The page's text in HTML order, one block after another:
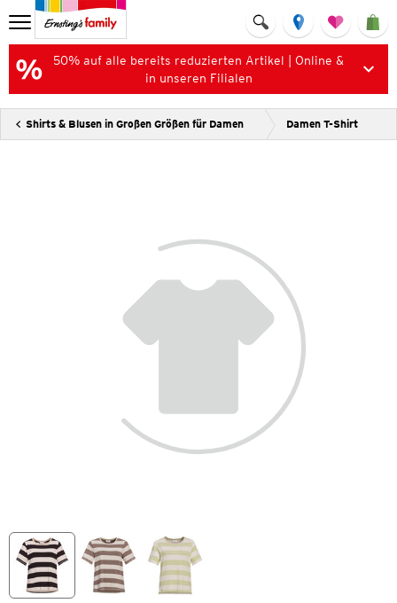
50% auf alle bereits reduzierten Artikel | Online &
in unseren Filialen
Shirts & Blusen in Großen Größen für Damen Damen T-Shirt